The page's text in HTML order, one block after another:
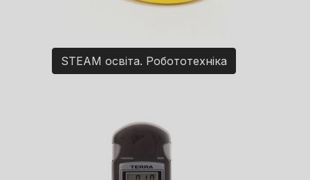
STEAM освіта. Робототехніка